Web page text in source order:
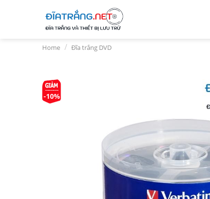
Home / Đĩa trắng DVD
-10%